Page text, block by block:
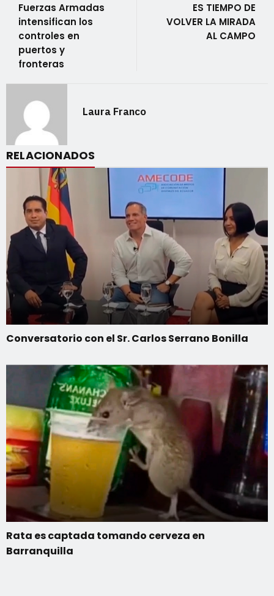
Fuerzas Armadas
intensifican los
controles en
puertos y
fronteras
ES TIEMPO DE
VOLVER LA MIRADA
AL CAMPO
Laura Franco
RELACIONADOS
Conversatorio con el Sr. Carlos Serrano Bonilla
Rata es captada tomando cerveza en
Barranquilla